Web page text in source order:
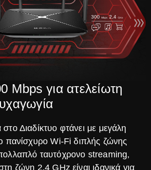
300Mbps2,4GHz
Mbps για ατελείωτη
Διαδίκτυο φτάνει με μεγάλη
πανίσχυρο Wi-Fi διπλής ζώνης
ταυτόχρονο streaming,
ζώνη 2,4 GHz είναι ιδανικά για